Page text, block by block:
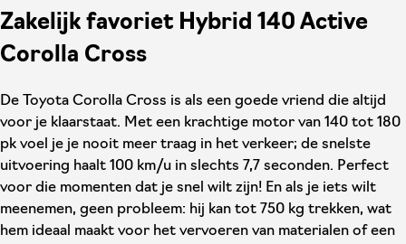
Zakelijk favoriet Hybrid 140 Active
Corolla Cross
De Toyota Corolla Cross is als een goede vriend die altijd
voor je klaarstaat. Met een krachtige motor van 140 tot 180
pk voel je je nooit meer traag in het verkeer; de snelste
uitvoering haalt 100 km/u in slechts 7,7 seconden. Perfect
voor die momenten dat je snel wilt zijn! En als je iets wilt
meenemen, geen probleem: hij kan tot 750 kg trekken, wat
hem ideaal maakt voor het vervoeren van materialen of een